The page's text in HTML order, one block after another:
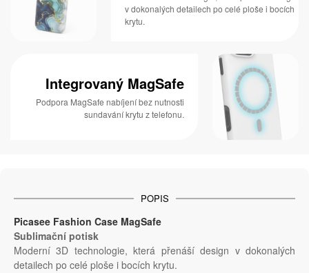
v dokonalých detailech po celé ploše i bocích
krytu.
Integrovaný MagSafe
Podpora MagSafe nabíjení bez nutnosti
sundavání krytu z telefonu.
POPIS
Picasee Fashion Case MagSafe
Sublimační potisk
Moderní 3D technologie, která přenáší design v dokonalých
detailech po celé ploše i bocích krytu.